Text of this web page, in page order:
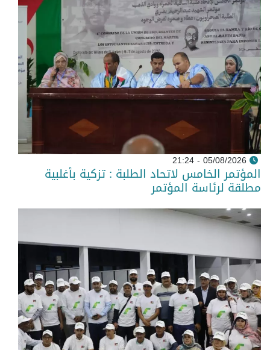
05/08/2026 - 21:24
المؤتمر الخامس لاتحاد الطلبة : تزكية بأغلبية
مطلقة لرئاسة المؤتمر